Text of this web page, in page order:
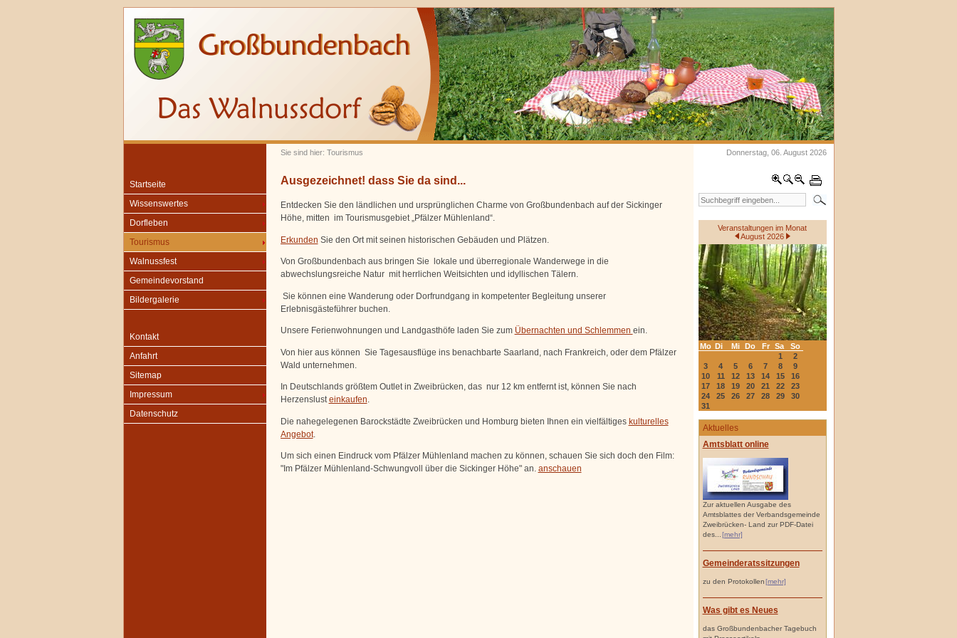
Sie sind hier: Tourismus Donnerstag, 06. August 2026
Startseite
Wissenswertes
Dorfleben
Tourismus
Walnussfest
Gemeindevorstand
Bildergalerie
Kontakt
Anfahrt
Sitemap
Impressum
Datenschutz
Veranstaltungen im Monat
August 2026
Mo Di Mi Do Fr Sa
So
1
2
3
4 5 6 7 8
9
10
11 12 13 14 15
16
17
18 19 20 21 22
23
24
25 26 27 28 29
30
31
Aktuelles
Amtsblatt online
Zur aktuellen Ausgabe des
Amtsblattes der Verbandsgemeinde
Zweibrücken- Land zur PDF-Datei
des...
[mehr]
Gemeinderatssitzungen
zu den Protokollen[mehr]
Was gibt es Neues
das Großbundenbacher Tagebuch
Ausgezeichnet! dass Sie da sind...
Entdecken Sie den ländlichen und ursprünglichen Charme von Großbundenbach auf der Sickinger
Höhe, mitten im Tourismusgebiet „Pfälzer Mühlenland“.
Erkunden Sie den Ort mit seinen historischen Gebäuden und Plätzen.
Von Großbundenbach aus bringen Sie lokale und überregionale Wanderwege in die
abwechslungsreiche Natur mit herrlichen Weitsichten und idyllischen Tälern.
Sie können eine Wanderung oder Dorfrundgang in kompetenter Begleitung unserer
Erlebnisgästeführer buchen.
Unsere Ferienwohnungen und Landgasthöfe laden Sie zum Übernachten und Schlemmen ein.
Von hier aus können Sie Tagesausflüge ins benachbarte Saarland, nach Frankreich, oder dem Pfälzer
Wald unternehmen.
In Deutschlands größtem Outlet in Zweibrücken, das nur 12 km entfernt ist, können Sie nach
Herzenslusteinkaufen.
Die nahegelegenen Barockstädte Zweibrücken und Homburg bieten Ihnen ein vielfältiges kulturelles
Angebot.
Um sich einen Eindruck vom Pfälzer Mühlenland machen zu können, schauen Sie sich doch den Film:
"Im Pfälzer Mühlenland-Schwungvoll über die Sickinger Höhe" an. anschauen